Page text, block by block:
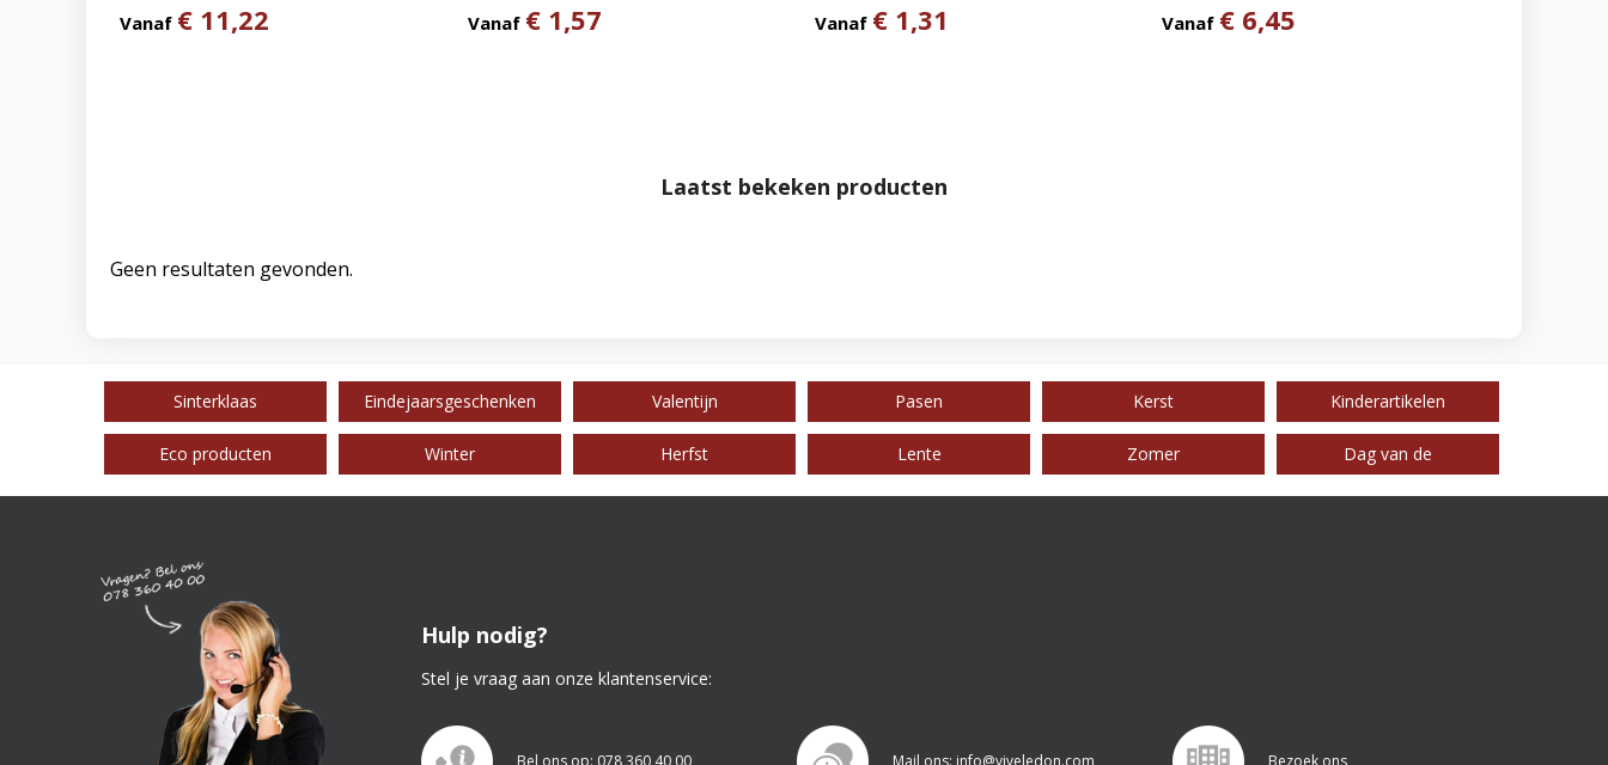
Vanaf € 11,22 Vanaf € 1,57 Vanaf € 1,31 Vanaf € 6,45
Laatst bekeken producten
Geen resultaten gevonden.
Sinterklaas Eindejaarsgeschenken Valentijn Pasen Kerst Kinderartikelen
Eco producten Winter Herfst Lente Zomer Dag van de
Hulp nodig?
Stel je vraag aan onze klantenservice: